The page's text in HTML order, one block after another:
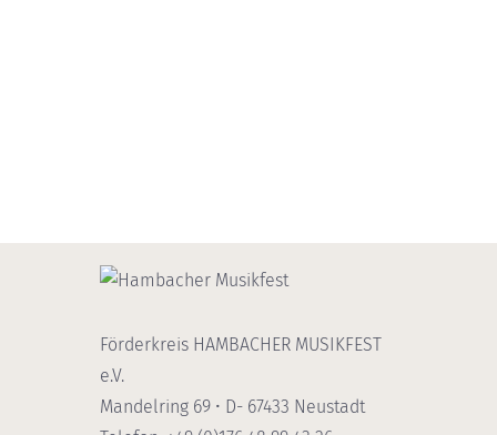
Förderkreis HAMBACHER MUSIKFEST
e.V.
Mandelring 69 • D- 67433 Neustadt